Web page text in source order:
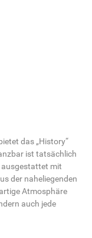
das „History“
ist tatsächlich
ausgestattet mit
der naheliegenden
Atmosphäre
auch jede